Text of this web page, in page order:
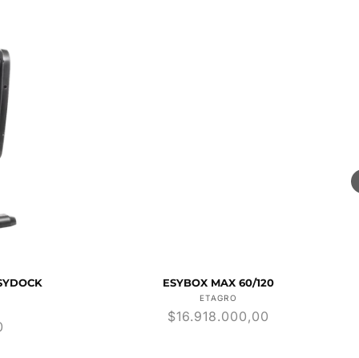
ESYBOX MAX 60/120
Proveedor:
ETAGRO
Precio
$16.918.000,00